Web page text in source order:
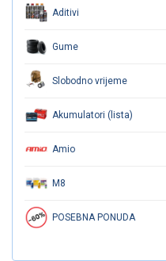
Aditivi
Gume
Slobodno vrijeme
Akumulatori (lista)
Amio
M8
POSEBNA PONUDA